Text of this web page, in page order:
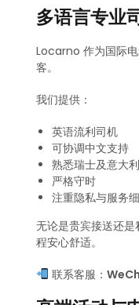
多语言专业
Locarno 作为国际
客。
我们提供：
英语流利司机
可协调中文支持
熟悉瑞士及意大
严格守时
注重隐私与服务
无论是贵宾接送还
程安心舒适。
联系客服：